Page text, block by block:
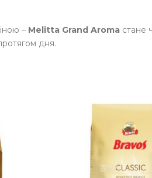
– Melitta Grand Aroma стане
дня.